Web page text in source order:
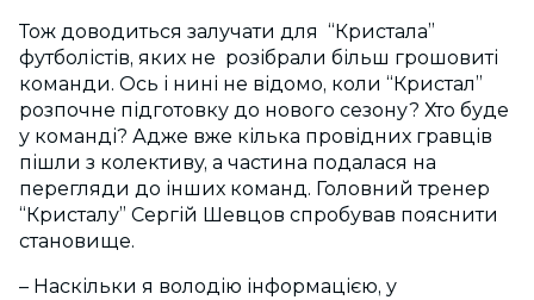
Тож доводиться залучати для “Кристала”
футболістів, яких не розібрали більш грошовиті
команди. Ось і нині не відомо, коли “Кристал”
розпочне підготовку до нового сезону? Хто буде
у команді? Адже вже кілька провідних гравців
пішли з колективу, а частина подалася на
перегляди до інших команд. Головний тренер
“Кристалу” Сергій Шевцов спробував пояснити
становище.
– Наскільки я володію інформацією, у